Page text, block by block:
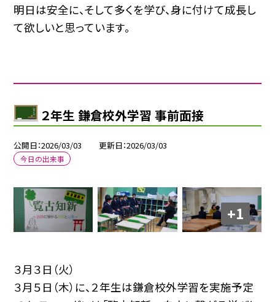
明日は安全に、そして多くを学び、身に付けて成長し
て欲しいと思っています。
２年生 鎌倉校外学習 事前面接
公開日 2026/03/03 更新日 2026/03/03
今日の出来事
+1
３月３日（火）
３月５日（木）に、２年生は鎌倉校外学習を実施予定